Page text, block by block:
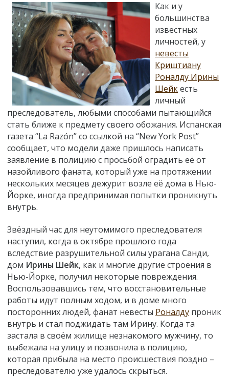
Как и у
большинства
известных
личностей, у
невесты
Криштиану
Роналду Ирины
Шейкесть
личный
преследователь, любыми способами пытающийся
стать ближе к предмету своего обожания. Испанская
газета “La Razón” со ссылкой на “New York Post”
сообщает, что модели даже пришлось написать
заявление в полицию с просьбой оградить её от
назойливого фаната, который уже на протяжении
нескольких месяцев дежурит возле её дома в Нью-
Йорке, иногда предпринимая попытки проникнуть
внутрь.
Звёздный час для неутомимого преследователя
наступил, когда в октябре прошлого года
вследствие разрушительной силы урагана Санди,
дом Ирины Шейк, как и многие другие строения в
Нью-Йорке, получил некоторые повреждения.
Воспользовавшись тем, что восстановительные
работы идут полным ходом, и в доме много
посторонних людей, фанат невесты Роналду проник
внутрь и стал поджидать там Ирину. Когда та
застала в своём жилище незнакомого мужчину, то
выбежала на улицу и позвонила в полицию,
которая прибыла на место происшествия поздно –
преследователю уже удалось скрыться.